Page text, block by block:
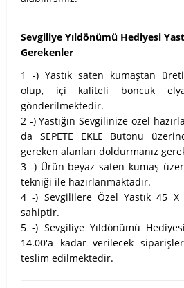
Sevgiliye Yıldönümü Hediyesi
Gerekenler
1 -) Yastık saten kumaştan
olup, içi kaliteli boncuk
gönderilmektedir.
2 -) Yastığın Sevgilinize özel
da SEPETE EKLE Butonu
gereken alanları doldurmanız
3 -) Ürün beyaz saten kumaş
tekniği ile hazırlanmaktadır.
4 -) Sevgililere Özel Yastık 45
sahiptir.
5 -) Sevgiliye Yıldönümü
14.00'a kadar verilecek
teslim edilmektedir.